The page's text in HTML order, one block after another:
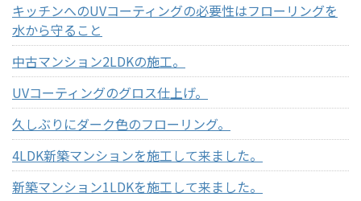
キッチンへのUVコーティングの必要性はフローリングを
水から守ること
中古マンション2LDKの施工。
UVコーティングのグロス仕上げ。
久しぶりにダーク色のフローリング。
4LDK新築マンションを施工して来ました。
新築マンション1LDKを施工して来ました。